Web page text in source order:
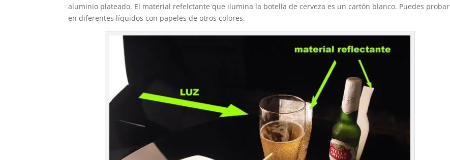
aluminio plateado. El material refelctante que ilumina la botella de cerveza es un cartón blanco. Puedes probar
en diferentes líquidos con papeles de otros colores.